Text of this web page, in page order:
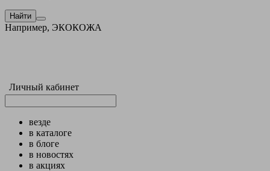
Найти
Например, ЭКОКОЖА
Личный кабинет
везде
в каталоге
в блоге
в новостях
в акциях